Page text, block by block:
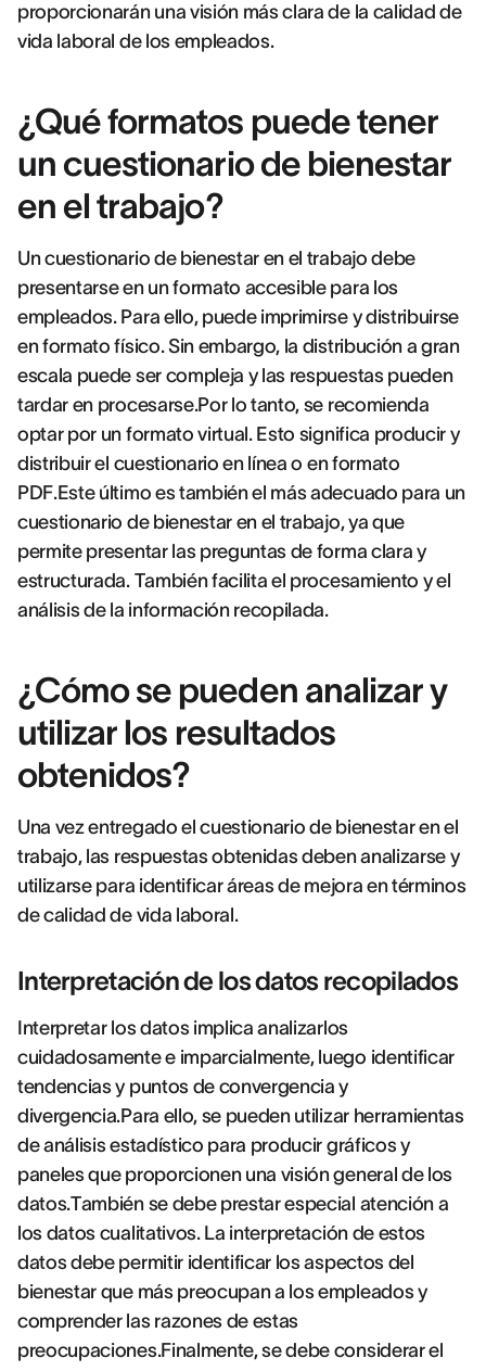
proporcionarán una visión más clara de la calidad de
vida laboral de los empleados.
¿Qué formatos puede tener
un cuestionario de bienestar
en el trabajo?
Un cuestionario de bienestar en el trabajo debe
presentarse en un formato accesible para los
empleados. Para ello, puede imprimirse y distribuirse
en formato físico. Sin embargo, la distribución a gran
escala puede ser compleja y las respuestas pueden
tardar en procesarse.Por lo tanto, se recomienda
optar por un formato virtual. Esto significa producir y
distribuir el cuestionario en línea o en formato
PDF.Este último es también el más adecuado para un
cuestionario de bienestar en el trabajo, ya que
permite presentar las preguntas de forma clara y
estructurada. También facilita el procesamiento y el
análisis de la información recopilada.
¿Cómo se pueden analizar y
utilizar los resultados
obtenidos?
Una vez entregado el cuestionario de bienestar en el
trabajo, las respuestas obtenidas deben analizarse y
utilizarse para identificar áreas de mejora en términos
de calidad de vida laboral.
Interpretación de los datos recopilados
Interpretar los datos implica analizarlos
cuidadosamente e imparcialmente, luego identificar
tendencias y puntos de convergencia y
divergencia.Para ello, se pueden utilizar herramientas
de análisis estadístico para producir gráficos y
paneles que proporcionen una visión general de los
datos.También se debe prestar especial atención a
los datos cualitativos. La interpretación de estos
datos debe permitir identificar los aspectos del
bienestar que más preocupan a los empleados y
comprender las razones de estas
preocupaciones.Finalmente, se debe considerar el